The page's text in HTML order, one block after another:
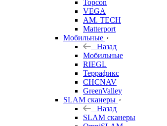
Topcon
VEGA
AM. TECH
Matterport
Мобильные
Назад
Мобильные
RIEGL
Террафикс
CHCNAV
GreenValley
SLAM сканеры
Назад
SLAM сканеры